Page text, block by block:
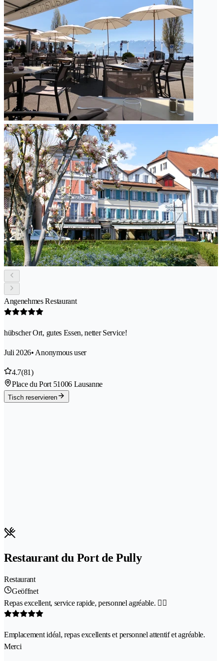
Angenehmes Restaurant
hübscher Ort, gutes Essen, netter Service!
Juli 2026• Anonymous user
4.7(81)
Place du Port 51006 Lausanne
Tisch reservieren
Restaurant du Port de Pully
Restaurant
Geöffnet
Repas excellent, service rapide, personnel agréable. 👍🏻
Emplacement idéal, repas excellents et personnel attentif et agréable.
Merci